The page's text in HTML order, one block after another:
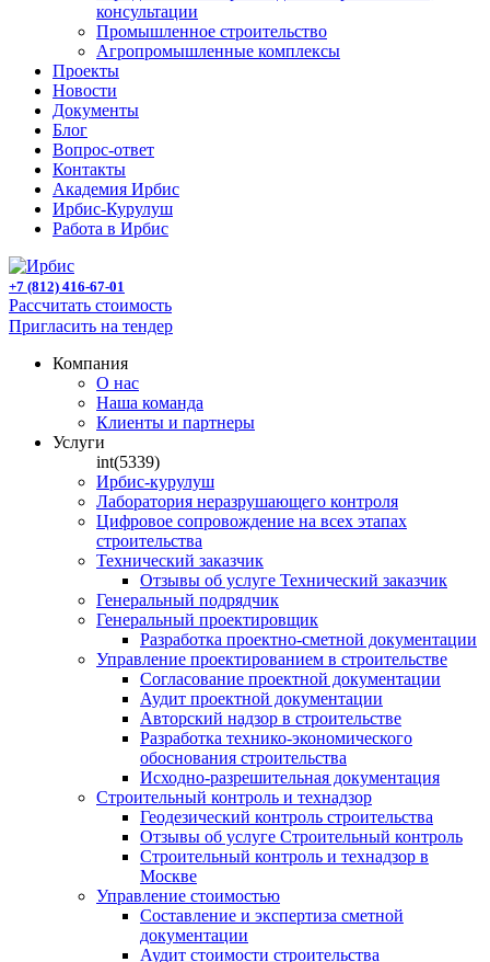
консультации
Промышленное строительство
Агропромышленные комплексы
Проекты
Новости
Документы
Блог
Вопрос-ответ
Контакты
Академия Ирбис
Ирбис-Курулуш
Работа в Ирбис
+7 (812) 416-67-01
Рассчитать стоимость
Пригласить на тендер
Компания
О нас
Наша команда
Клиенты и партнеры
Услуги
int(5339)
Ирбис-курулуш
Лаборатория неразрушающего контроля
Цифровое сопровождение на всех этапах
строительства
Технический заказчик
Отзывы об услуге Технический заказчик
Генеральный подрядчик
Генеральный проектировщик
Разработка проектно-сметной документации
Управление проектированием в строительстве
Согласование проектной документации
Аудит проектной документации
Авторский надзор в строительстве
Разработка технико-экономического
обоснования строительства
Исходно-разрешительная документация
Строительный контроль и технадзор
Геодезический контроль строительства
Отзывы об услуге Строительный контроль
Строительный контроль и технадзор в
Москве
Управление стоимостью
Составление и экспертиза сметной
документации
Аудит стоимости строительства